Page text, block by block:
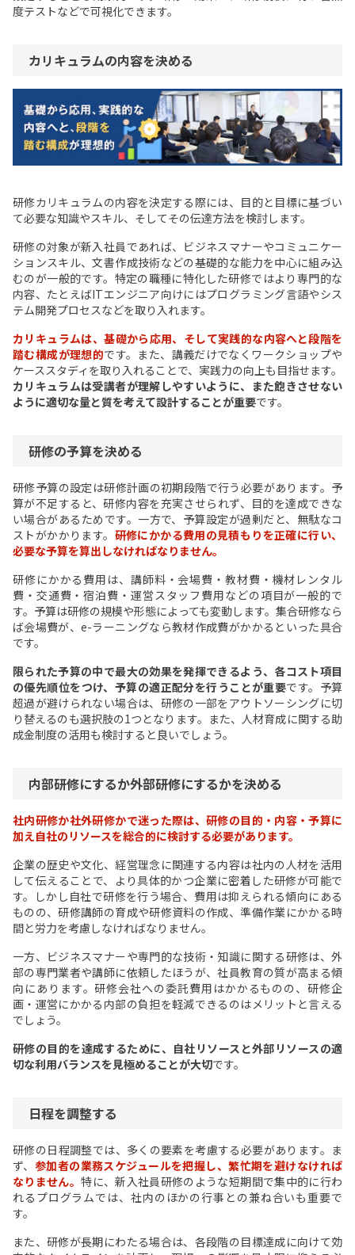
度テストなどで可視化できます。
カリキュラムの内容を決める
研修カリキュラムの内容を決定する際には、目的と目標に基づい
て必要な知識やスキル、そしてその伝達方法を検討します。
研修の対象が新入社員であれば、ビジネスマナーやコミュニケー
ションスキル、文書作成技術などの基礎的な能力を中心に組み込
むのが一般的です。特定の職種に特化した研修ではより専門的な
内容、たとえばITエンジニア向けにはプログラミング言語やシス
テム開発プロセスなどを取り入れます。
カリキュラムは、基礎から応用、そして実践的な内容へと段階を
踏む構成が理想的です。また、講義だけでなくワークショップや
ケーススタディを取り入れることで、実践力の向上も目指せます。
カリキュラムは受講者が理解しやすいように、また飽きさせない
ように適切な量と質を考えて設計することが重要です。
研修の予算を決める
研修予算の設定は研修計画の初期段階で行う必要があります。予
算が不足すると、研修内容を充実させられず、目的を達成できな
い場合があるためです。一方で、予算設定が過剰だと、無駄なコ
ストがかかります。 研修にかかる費用の見積もりを正確に行い、
必要な予算を算出しなければなりません。
研修にかかる費用は、講師料・会場費・教材費・機材レンタル
費・交通費・宿泊費・運営スタッフ費用などの項目が一般的で
す。予算は研修の規模や形態によっても変動します。集合研修なら
ば会場費が、e-ラーニングなら教材作成費がかかるといった具合
です。
限られた予算の中で最大の効果を発揮できるよう、各コスト項目
の優先順位をつけ、予算の適正配分を行うことが重要です。予算
超過が避けられない場合は、研修の一部をアウトソーシングに切
り替えるのも選択肢の1つとなります。また、人材育成に関する助
成金制度の活用も検討すると良いでしょう。
内部研修にするか外部研修にするかを決める
社内研修か社外研修かで迷った際は、研修の目的・内容・予算に
加え自社のリソースを総合的に検討する必要があります。
企業の歴史や文化、経営理念に関連する内容は社内の人材を活用
して伝えることで、より具体的かつ企業に密着した研修が可能で
す。しかし自社で研修を行う場合、費用は抑えられる傾向にある
ものの、研修講師の育成や研修資料の作成、準備作業にかかる時
間と労力を考慮しなければなりません。
一方、ビジネスマナーや専門的な技術・知識に関する研修は、外
部の専門業者や講師に依頼したほうが、社員教育の質が高まる傾
向にあります。研修会社への委託費用はかかるものの、研修企
画・運営にかかる内部の負担を軽減できるのはメリットと言える
でしょう。
研修の目的を達成するために、自社リソースと外部リソースの適
切な利用バランスを見極めることが大切です。
日程を調整する
研修の日程調整では、多くの要素を考慮する必要があります。ま
ず、 参加者の業務スケジュールを把握し、繁忙期を避けなければ
なりません。特に、新入社員研修のような短期間で集中的に行わ
れるプログラムでは、社内のほかの行事との兼ね合いも重要で
す。
また、研修が長期にわたる場合は、各段階の目標達成に向けて効